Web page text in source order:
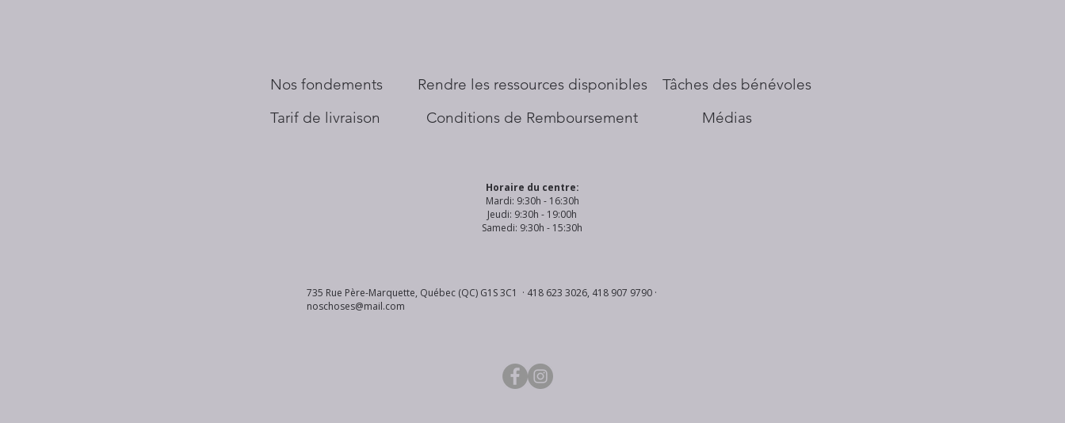
Nos fondements
Tarif de livraison
​Rendre les ressources disponibles
Conditions de Remboursement
Tâches des bénévoles
Médias
Horaire du centre:
Mardi: 9:30h - 16:30h
Jeudi: 9:30h - 19:00h
Samedi: 9:30h - 15:30h
735 Rue Père-Marquette, Québec (QC) G1S 3C1 · 418 623 3026, 418 907 9790 ·
noschoses@mail.com